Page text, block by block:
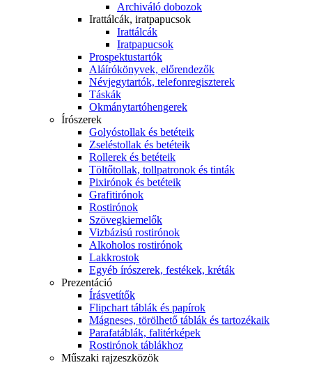
Archiváló dobozok
Irattálcák, iratpapucsok
Irattálcák
Iratpapucsok
Prospektustartók
Aláírókönyvek, előrendezők
Névjegytartók, telefonregiszterek
Táskák
Okmánytartóhengerek
Írószerek
Golyóstollak és betéteik
Zseléstollak és betéteik
Rollerek és betéteik
Töltőtollak, tollpatronok és tinták
Pixirónok és betéteik
Grafitirónok
Rostirónok
Szövegkiemelők
Vizbázisú rostirónok
Alkoholos rostirónok
Lakkrostok
Egyéb írószerek, festékek, kréták
Prezentáció
Írásvetítők
Flipchart táblák és papírok
Mágneses, törölhető táblák és tartozékaik
Parafatáblák, falitérképek
Rostirónok táblákhoz
Műszaki rajzeszközök